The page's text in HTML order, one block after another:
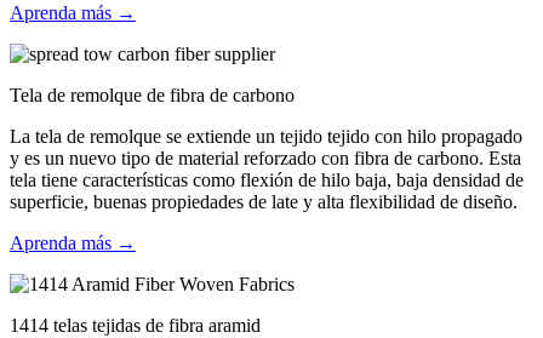
Aprenda más →
Tela de remolque de fibra de carbono
La tela de remolque se extiende un tejido tejido con hilo propagado
y es un nuevo tipo de material reforzado con fibra de carbono. Esta
tela tiene características como flexión de hilo baja, baja densidad de
superficie, buenas propiedades de late y alta flexibilidad de diseño.
Aprenda más →
1414 telas tejidas de fibra aramid